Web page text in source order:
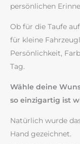
persönlichen
Ob für die Taufe
für kleine
Persönlichkeit,
Tag.
Wähle deine
so einzigartig ist
Natürlich wurde
Hand gezeichnet.